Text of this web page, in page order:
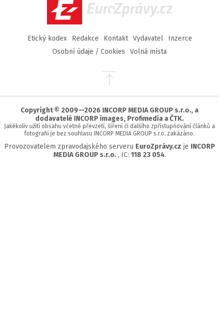
EuroZprávy.cz
Etický kodex Redakce Kontakt Vydavatel
Inzerce
Osobní údaje / Cookies
Volná místa
Přejít
stránky
Copyright © 2009—2026 INCORP MEDIA GROUP s.r.o., a
dodavatelé INCORP images, Profimedia a ČTK.
Jakékoliv užití obsahu včetně převzetí, šíření či dalšího zpřístupňování článků a
fotografií je bez souhlasu INCORP MEDIA GROUP s.r.o. zakázáno.
Provozovatelem zpravodajského serveru EuroZprávy.cz je INCORP
MEDIA GROUP s.r.o. , IC: 118 23 054.